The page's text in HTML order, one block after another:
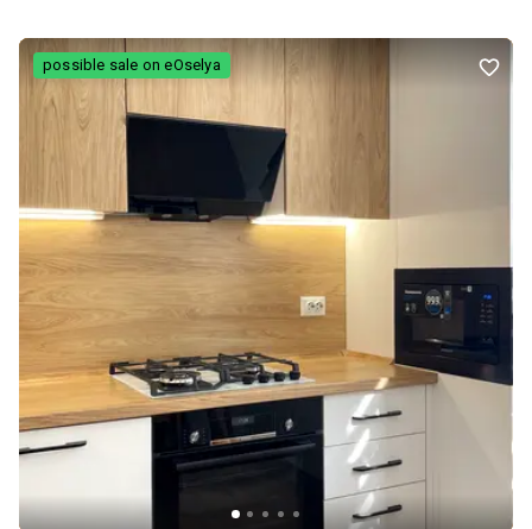
створення власної приватної зони просто неба. ЖК «Проспект»
має розвинену інфраструктуру: поруч престижні школи, дитячі
садки, ресторани, торгові центри та все необхідне для
комфортного життя. Ця квартира — поєднання преміального
рівня, комфорту та унікального простору.
possible sale on eOselya